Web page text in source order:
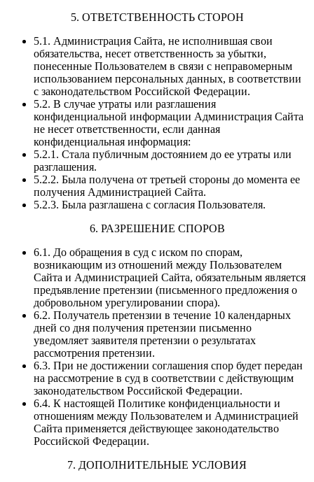
5. ОТВЕТСТВЕННОСТЬ СТОРОН
5.1. Администрация Сайта, не исполнившая свои
обязательства, несет ответственность за убытки,
понесенные Пользователем в связи с неправомерным
использованием персональных данных, в соответствии
с законодательством Российской Федерации.
5.2. В случае утраты или разглашения
конфиденциальной информации Администрация Сайта
не несет ответственности, если данная
конфиденциальная информация:
5.2.1. Стала публичным достоянием до ее утраты или
разглашения.
5.2.2. Была получена от третьей стороны до момента ее
получения Администрацией Сайта.
5.2.3. Была разглашена с согласия Пользователя.
6. РАЗРЕШЕНИЕ СПОРОВ
6.1. До обращения в суд с иском по спорам,
возникающим из отношений между Пользователем
Сайта и Администрацией Сайта, обязательным является
предъявление претензии (письменного предложения о
добровольном урегулировании спора).
6.2. Получатель претензии в течение 10 календарных
дней со дня получения претензии письменно
уведомляет заявителя претензии о результатах
рассмотрения претензии.
6.3. При не достижении соглашения спор будет передан
на рассмотрение в суд в соответствии с действующим
законодательством Российской Федерации.
6.4. К настоящей Политике конфиденциальности и
отношениям между Пользователем и Администрацией
Сайта применяется действующее законодательство
Российской Федерации.
7. ДОПОЛНИТЕЛЬНЫЕ УСЛОВИЯ